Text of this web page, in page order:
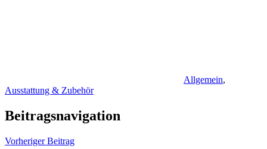
Allgemein,
Ausstattung & Zubehör
Beitragsnavigation
Vorheriger Beitrag